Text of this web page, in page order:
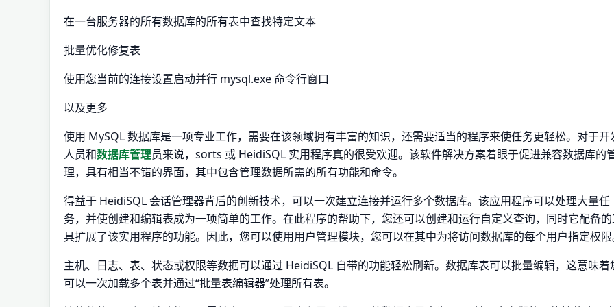
在一台服务器的所有数据库的所有表中查找特定文本
批量优化修复表
使用您当前的连接设置启动并行 mysql.exe 命令行窗口
以及更多
使用 MySQL 数据库是一项专业工作，需要在该领域拥有丰富的知识，还需要适当的程序来使任务更轻松。对于开
人员和数据库管理员来说，sorts 或 HeidiSQL 实用程序真的很受欢迎。该软件解决方案着眼于促进兼容数据库的
理，具有相当不错的界面，其中包含管理数据所需的所有功能和命令。
得益于 HeidiSQL 会话管理器背后的创新技术，可以一次建立连接并运行多个数据库。该应用程序可以处理大量任
务，并使创建和编辑表成为一项简单的工作。在此程序的帮助下，您还可以创建和运行自定义查询，同时它配备
具扩展了该实用程序的功能。因此，您可以使用用户管理模块，您可以在其中为将访问数据库的每个用户指定权限
主机、日志、表、状态或权限等数据可以通过 HeidiSQL 自带的功能轻松刷新。数据库表可以批量编辑，这意味着
可以一次加载多个表并通过“批量表编辑器”处理所有表。